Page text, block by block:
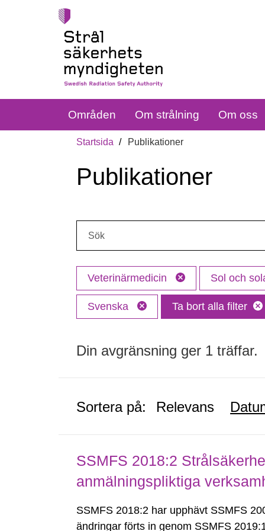
Områden Om strålning Om oss
Startsida Publikationer
Publikationer
Veterinärmedicin Sol och
Svenska Ta bort alla filter
Din avgränsning ger 1 träffar.
Sortera på: Relevans
SSMFS 2018:2
anmälningspliktiga
SSMFS 2018:2 har upphävt SSMFS
ändringar förts in genom SSMFS